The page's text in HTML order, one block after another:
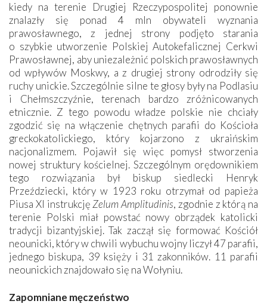
kiedy na terenie Drugiej Rzeczypospolitej ponownie
znalazły się ponad 4 mln obywateli wyznania
prawosławnego, z jednej strony podjęto starania
o szybkie utworzenie Polskiej Autokefalicznej Cerkwi
Prawosławnej, aby uniezależnić polskich prawosławnych
od wpływów Moskwy, a z drugiej strony odrodziły się
ruchy unickie. Szczególnie silne te głosy były na Podlasiu
i Chełmszczyźnie, terenach bardzo zróżnicowanych
etnicznie. Z tego powodu władze polskie nie chciały
zgodzić się na włączenie chętnych parafii do Kościoła
greckokatolickiego, który kojarzono z ukraińskim
nacjonalizmem. Pojawił się więc pomysł stworzenia
nowej struktury kościelnej. Szczególnym orędownikiem
tego rozwiązania był biskup siedlecki Henryk
Przeździecki, który w 1923 roku otrzymał od papieża
Piusa XI instrukcję Zelum Amplitudinis, zgodnie z którą na
terenie Polski miał powstać nowy obrządek katolicki
tradycji bizantyjskiej. Tak zaczął się formować Kościół
neounicki, który w chwili wybuchu wojny liczył 47 parafii,
jednego biskupa, 39 księży i 31 zakonników. 11 parafii
neounickich znajdowało się na Wołyniu.
Zapomniane męczeństwo